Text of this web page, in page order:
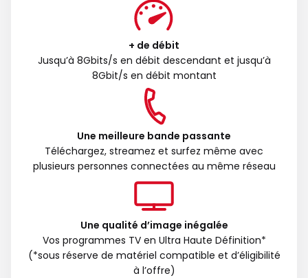
+ de débit
Jusqu’à 8Gbits/s en débit descendant et jusqu’à
8Gbit/s en débit montant
Une meilleure bande passante
Téléchargez, streamez et surfez même avec
plusieurs personnes connectées au même réseau
Une qualité d’image inégalée
Vos programmes TV en Ultra Haute Définition*
(*sous réserve de matériel compatible et d’éligibilité
à l’offre)